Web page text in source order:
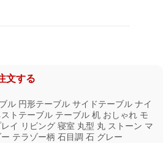
文する
ル 円形テーブル サイドテーブル ナイ
ストテーブル テーブル 机 おしゃれ モ
イ リビング 寝室 丸型 丸 ストーン マ
テラゾー柄 石目調 石 グレー